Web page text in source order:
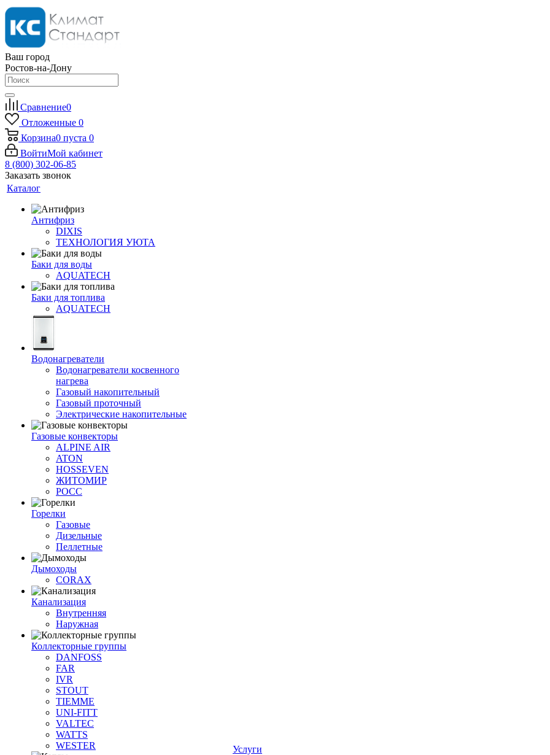
Ваш город
Ростов-на-Дону
Сравнение0
Отложенные 0
Корзина0 пуста 0
ВойтиМой кабинет
8 (800) 302-06-85
Заказать звонок
Каталог
Антифриз
DIXIS
ТЕХНОЛОГИЯ УЮТА
Баки для воды
AQUATECH
Баки для топлива
AQUATECH
Водонагреватели
Водонагреватели косвенного
нагрева
Газовый накопительный
Газовый проточный
Электрические накопительные
Газовые конвекторы
ALPINE AIR
ATON
HOSSEVEN
ЖИТОМИР
РОСС
Горелки
Газовые
Дизельные
Пеллетные
Дымоходы
CORAX
Канализация
Внутренняя
Наружная
Коллекторные группы
DANFOSS
FAR
IVR
STOUT
TIEMME
UNI-FITT
VALTEC
WATTS
WESTER
Услуги